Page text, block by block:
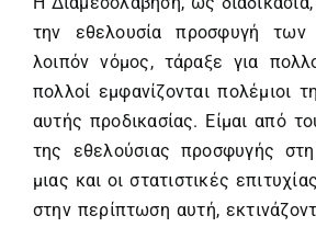
την εθελουσία προσφυγή
λοιπόν νόμος, τάραξε για
πολλοί εμφανίζονται πολέμιοι
αυτής προδικασίας. Είμαι από
της εθελούσιας προσφυγής
μιας και οι στατιστικές
στην περίπτωση αυτή,